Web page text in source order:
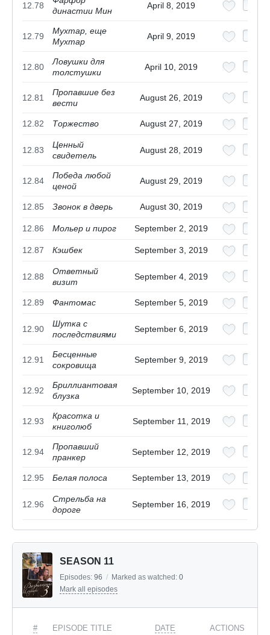
12.78
династии Мин
April 8, 2019
12.79
Мухтар, еще
Мухтар
April 9, 2019
12.80
Ловушки для
толстушки
April 10, 2019
12.81
Пропавшие без
вести
August 26, 2019
12.82 Торжество August 27, 2019
12.83
Ценный
свидетель
August 28, 2019
12.84
Победа любой
ценой
August 29, 2019
12.85 Звонок в дверь August 30, 2019
12.86 Мольер и пирог September 2, 2019
12.87 Кэшбек September 3, 2019
12.88
Ответный
визит
September 4, 2019
12.89 Фантомас September 5, 2019
12.90
Шутка с
последствиями
September 6, 2019
12.91
Бесценные
сокровища
September 9, 2019
12.92
Бриллиантовая
блузка
September 10, 2019
12.93
Красотка и
книголюб
September 11, 2019
12.94
Пропавший
пранкер
September 12, 2019
12.95 Белая полоса September 13, 2019
12.96
Стрельба на
дороге
September 16, 2019
SEASON 11
Episodes: 96 / Marked as watched: 0
Mark all episodes
# EPISODE TITLE DATE ACTIONS